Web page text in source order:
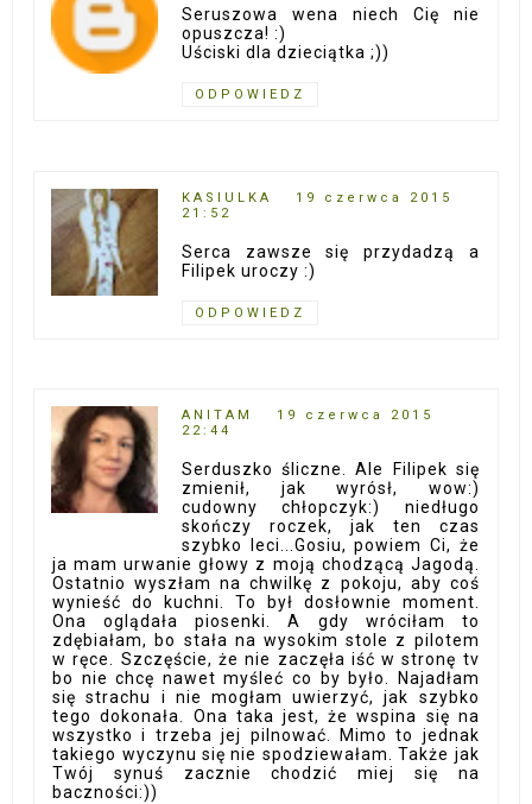
Seruszowa wena niech Cię nie
opuszcza! :)
Uściski dla dzieciątka ;))
ODPOWIEDZ
KASIULKA
19 czerwca 2015
21:52
Serca zawsze się przydadzą a
Filipek uroczy :)
ODPOWIEDZ
ANITAM
19 czerwca 2015
22:44
Serduszko śliczne. Ale Filipek się
zmienił, jak wyrósł, wow:)
cudowny chłopczyk:) niedługo
skończy roczek, jak ten czas
szybko leci...Gosiu, powiem Ci, że
ja mam urwanie głowy z moją chodzącą Jagodą.
Ostatnio wyszłam na chwilkę z pokoju, aby coś
wynieść do kuchni. To był dosłownie moment.
Ona oglądała piosenki. A gdy wróciłam to
zdębiałam, bo stała na wysokim stole z pilotem
w ręce. Szczęście, że nie zaczęła iść w stronę tv
bo nie chcę nawet myśleć co by było. Najadłam
się strachu i nie mogłam uwierzyć, jak szybko
tego dokonała. Ona taka jest, że wspina się na
wszystko i trzeba jej pilnować. Mimo to jednak
takiego wyczynu się nie spodziewałam. Także jak
Twój synuś zacznie chodzić miej się na
baczności:))